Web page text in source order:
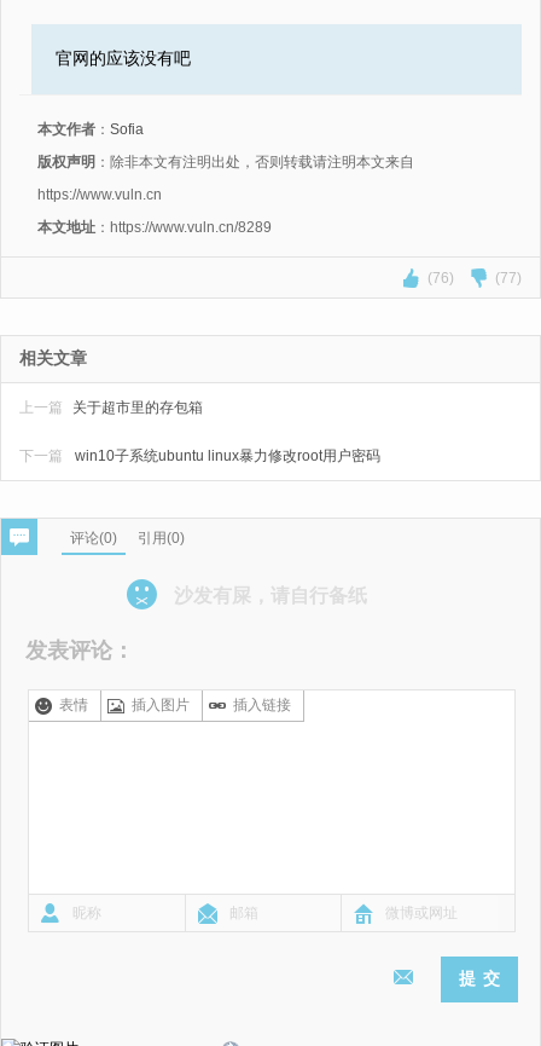
官网的应该没有吧
本文作者 ： Sofia
版权声明 ：除非本文有注明出处，否则转载请注明本文来自
https://www.vuln.cn
本文地址 ：https://www.vuln.cn/8289
(76) (77)
相关文章
上一篇 关于超市里的存包箱
win10子系统ubuntu linux暴力修改root用户密码
下一篇
评论(0) 引用(0)
沙发有屎，请自行备纸
发表评论：
表情 插入图片 插入链接